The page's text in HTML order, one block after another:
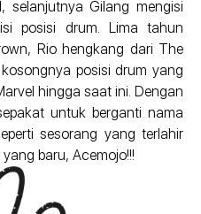
selanjutnya Gilang mengisi
posisi drum. Lima tahun
Rio hengkang dari The
posisi drum yang
hingga saat ini. Dengan
untuk berganti nama
sesorang yang terlahir
baru, Acemojo!!!